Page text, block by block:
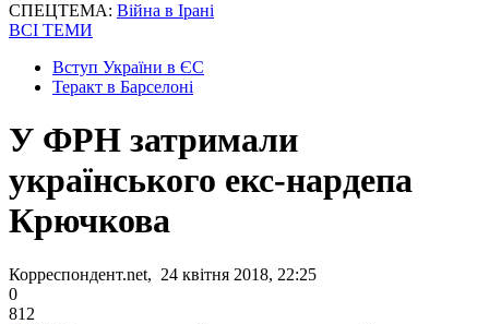
СПЕЦТЕМА: Війна в Ірані
ВСІ ТЕМИ
Вступ України в ЄС
Теракт в Барселоні
У ФРН затримали
українського екс-нардепа
Крючкова
Корреспондент.net, 24 квітня 2018, 22:25
0
812